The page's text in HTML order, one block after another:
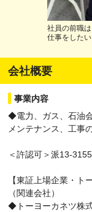
社員の前職
仕事をした
会社概要
事業内容
◆電力、ガス、石油
メンテナンス、工事
＜許認可＞派13-
【東証上場企業・ト
（関連会社）
◆トーヨーカネツ株